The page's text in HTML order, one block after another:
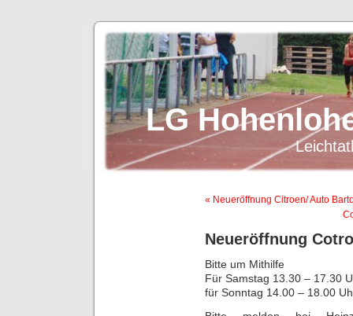
LG
« Neueröffnung Citroen/ Auto
Neueröffnung
Bitte um Mithilfe
Für Samstag 13.30 – 17.30
für Sonntag 14.00 – 18.00